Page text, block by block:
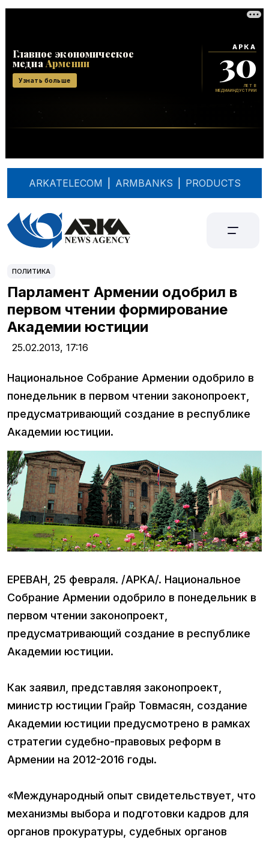
ARKATELECOM ARMBANKS PRODUCTS
ПОЛИТИКА
Парламент Армении одобрил в
первом чтении формирование
Академии юстиции
25.02.2013, 17:16
Национальное Собрание Армении одобрило в
понедельник в первом чтении законопроект,
предусматривающий создание в республике
Академии юстиции.
ЕРЕВАН, 25 февраля. /АРКА/. Национальное
Собрание Армении одобрило в понедельник в
первом чтении законопроект,
предусматривающий создание в республике
Академии юстиции.
Как заявил, представляя законопроект,
министр юстиции Грайр Товмасян, создание
Академии юстиции предусмотрено в рамках
стратегии судебно-правовых реформ в
Армении на 2012-2016 годы.
«Международный опыт свидетельствует, что
механизмы выбора и подготовки кадров для
органов прокуратуры, судебных органов